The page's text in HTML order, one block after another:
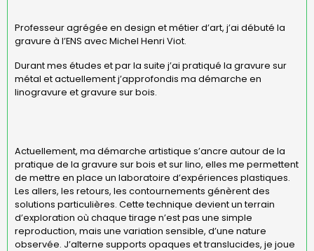
Professeur agrégée en design et métier d’art, j’ai débuté la
gravure à l’ENS avec Michel Henri Viot.
Durant mes études et par la suite j’ai pratiqué la gravure sur
métal et actuellement j’approfondis ma démarche en
linogravure et gravure sur bois.
Actuellement, ma démarche artistique s’ancre autour de la
pratique de la gravure sur bois et sur lino, elles me permettent
de mettre en place un laboratoire d’expériences plastiques.
Les allers, les retours, les contournements génèrent des
solutions particulières. Cette technique devient un terrain
d’exploration où chaque tirage n’est pas une simple
reproduction, mais une variation sensible, d’une nature
observée. J’alterne supports opaques et translucides, je joue